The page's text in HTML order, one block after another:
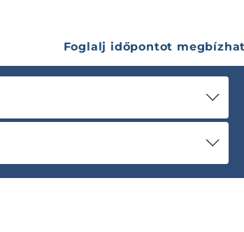
Foglalj időpontot